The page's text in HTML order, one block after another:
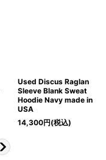
Used Discus Raglan
Sleeve Blank Sweat
Hoodie Navy made in
USA
14,300円(税込)